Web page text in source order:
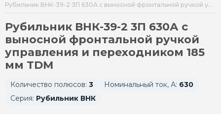
Рубильник ВНК-39-2 3П 630А с выносной фронтальной ручкой управления и переходником 185 мм TDM
Рубильник ВНК-39-2 3П 630А с
выносной фронтальной ручкой
управления и переходником 185
мм TDM
Количество полюсов: 3 Номинальный ток, А: 630
Серия: Рубильник ВНК